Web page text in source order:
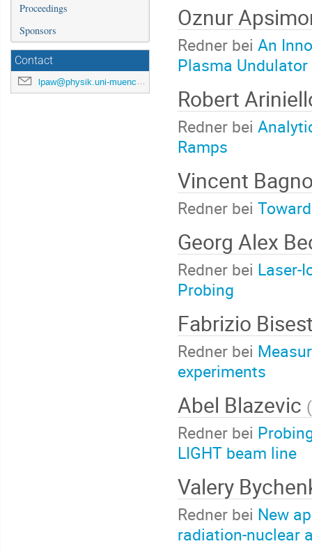
Proceedings
Sponsors
Contact
lpaw@physik.uni-muenchen.de
Oznur
Redner bei An
Plasma Undulator
Robert
Redner bei
Ramps
Vincent
Redner bei
Georg Alex
Redner bei Laser-
Probing
Fabrizio
Redner bei
experiments
Abel Blazevic (
Redner bei
LIGHT beam line
Valery
Redner bei New
radiation-nuclear